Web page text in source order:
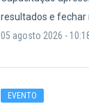
resultados e fechar
05 agosto 2026 -
EVENTO